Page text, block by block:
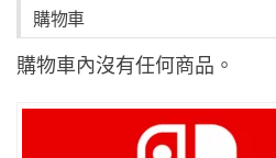
購物車
購物車內沒有任何商品。